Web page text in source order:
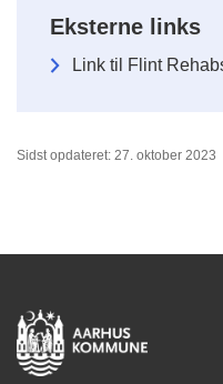
Eksterne links
Link til Flint
Sidst opdateret: 27. oktober 2023